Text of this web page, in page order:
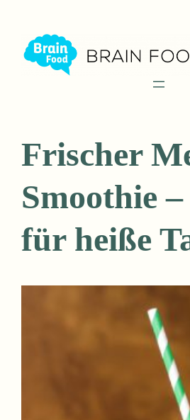
Inhalt
springen
Frischer
Smoothie
für heiße